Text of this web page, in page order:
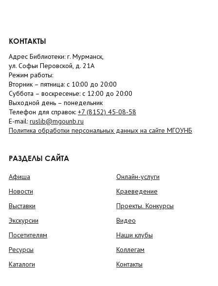
КОНТАКТЫ
Адрес Библиотеки: г. Мурманск,
ул. Софьи Перовской, д. 21А
Режим работы:
Вторник – пятница: с 10:00 до 20:00
Суббота – воскресенье: c 12:00 до 20:00
Выходной день – понедельник
Телефон для справок: +7 (8152) 45-08-58
E-mail: ruslib@mgounb.ru
Политика обработки персональных данных на сайте МГОУНБ
РАЗДЕЛЫ САЙТА
Афиша
Новости
Выставки
Экскурсии
Посетителям
Ресурсы
Каталоги
Онлайн-услуги
Краеведение
Проекты. Конкурсы
Видео
Наши клубы
Коллегам
Контакты